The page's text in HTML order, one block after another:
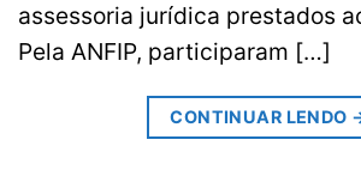
assessoria jurídica prestados
Pela ANFIP, participaram […]
CONTINUAR LENDO